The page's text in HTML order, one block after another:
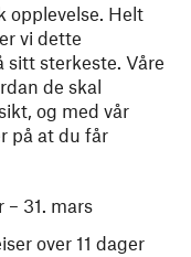
opplevelse. Helt
vi dette
sterkeste. Våre
de skal
og med vår
på at du får
– 31. mars
over 11 dager